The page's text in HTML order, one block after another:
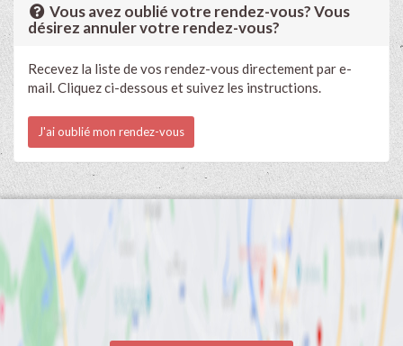
Vous avez oublié votre rendez-vous? Vous
désirez annuler votre rendez-vous?
Recevez la liste de vos rendez-vous directement par e-
mail. Cliquez ci-dessous et suivez les instructions.
J'ai oublié mon rendez-vous